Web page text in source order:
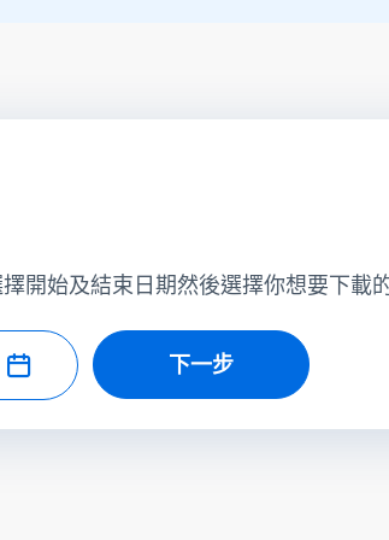
開始及結束日期然後選擇你想要下載
下一步